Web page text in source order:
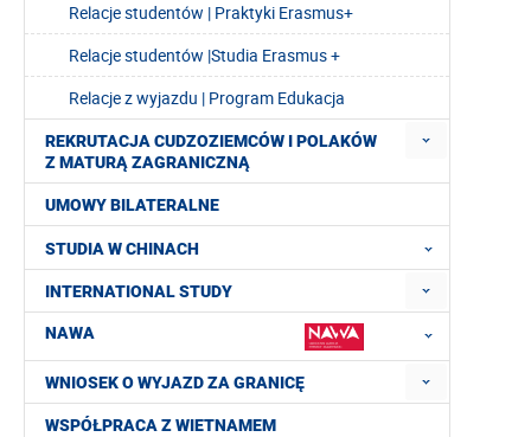
Relacje studentów | Praktyki Erasmus+
Relacje studentów |Studia Erasmus +
Relacje z wyjazdu | Program Edukacja
REKRUTACJA CUDZOZIEMCÓW I POLAKÓW
Z MATURĄ ZAGRANICZNĄ
UMOWY BILATERALNE
STUDIA W CHINACH
INTERNATIONAL STUDY
NAWA
WNIOSEK O WYJAZD ZA GRANICĘ
WSPÓŁPRACA Z WIETNAMEM